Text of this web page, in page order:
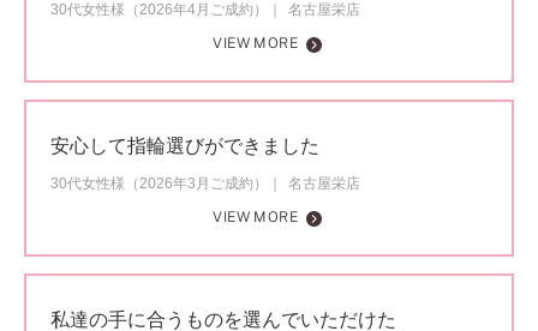
30代女性様（2026年4月ご成約）
名古屋栄店
VIEW MORE
安心して指輪選びができました
30代女性様（2026年3月ご成約）
名古屋栄店
VIEW MORE
私達の手に合うものを選んでいただけた